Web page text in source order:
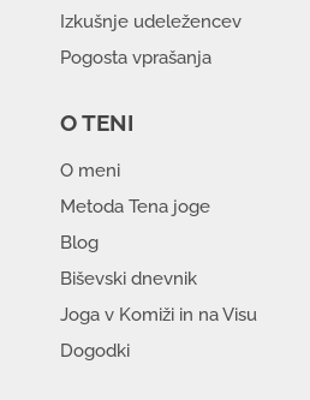
Izkušnje udeležencev
Pogosta vprašanja
O TENI
O meni
Metoda Tena joge
Blog
Biševski dnevnik
Joga v Komiži in na Visu
Dogodki